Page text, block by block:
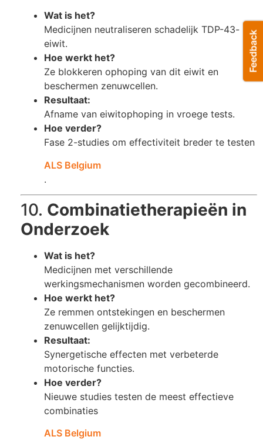
Wat is het?
Medicijnen neutraliseren schadelijk TDP-43-
eiwit.
Hoe werkt het?
Ze blokkeren ophoping van dit eiwit en
beschermen zenuwcellen.
Resultaat:
Afname van eiwitophoping in vroege tests.
Hoe verder?
Fase 2-studies om effectiviteit breder te testen​
ALS Belgium
.
10. Combinatietherapieën in
Onderzoek
Wat is het?
Medicijnen met verschillende
werkingsmechanismen worden gecombineerd.
Hoe werkt het?
Ze remmen ontstekingen en beschermen
zenuwcellen gelijktijdig.
Resultaat:
Synergetische effecten met verbeterde
motorische functies.
Hoe verder?
Nieuwe studies testen de meest effectieve
combinaties​
ALS Belgium